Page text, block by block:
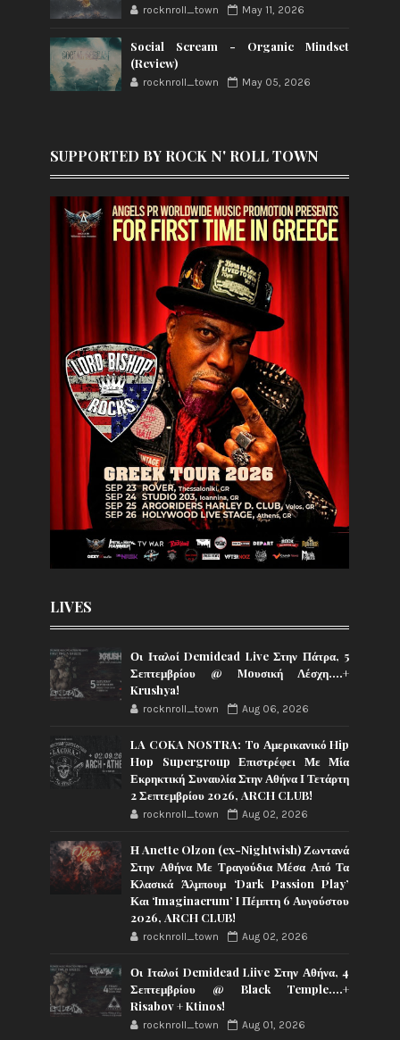
rocknroll_town May 11, 2026
Social Scream - Organic Mindset
(Review)
rocknroll_town May 05, 2026
SUPPORTED BY ROCK N' ROLL TOWN
LIVES
Οι Ιταλοί Demidead Live Στην Πάτρα, 5
Σεπτεμβρίου @ Moυσική Λέσχη….+
Krushya!
rocknroll_town Aug 06, 2026
LA COKA NOSTRA: To Αμερικανικό Hip
Hop Supergroup Επιστρέφει Με Μία
Εκρηκτική Συναυλία Στην Αθήνα Ι Τετάρτη
2 Σεπτεμβρίου 2026, ARCH CLUB!
rocknroll_town Aug 02, 2026
Η Anette Olzon (ex-Nightwish) Ζωντανά
Στην Αθήνα Με Τραγούδια Μέσα Από Τα
Κλασικά Άλμπουμ ‘Dark Passion Play’
Και ‘Imaginaerum’ I Πέμπτη 6 Αυγούστου
2026, ARCH CLUB!
rocknroll_town Aug 02, 2026
Οι Ιταλοί Demidead Liive Στην Αθήνα, 4
Σεπτεμβρίου @ Black Temple….+
Risabov + Ktinos!
rocknroll_town Aug 01, 2026